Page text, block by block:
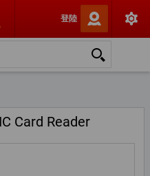
登陸
Card Reader